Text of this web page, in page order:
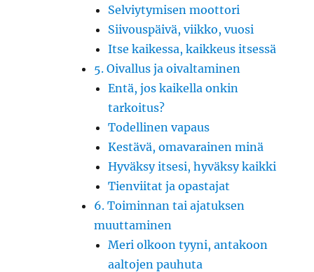
Selviytymisen moottori
Siivouspäivä, viikko, vuosi
Itse kaikessa, kaikkeus itsessä
5. Oivallus ja oivaltaminen
Entä, jos kaikella onkin
tarkoitus?
Todellinen vapaus
Kestävä, omavarainen minä
Hyväksy itsesi, hyväksy kaikki
Tienviitat ja opastajat
6. Toiminnan tai ajatuksen
muuttaminen
Meri olkoon tyyni, antakoon
aaltojen pauhuta